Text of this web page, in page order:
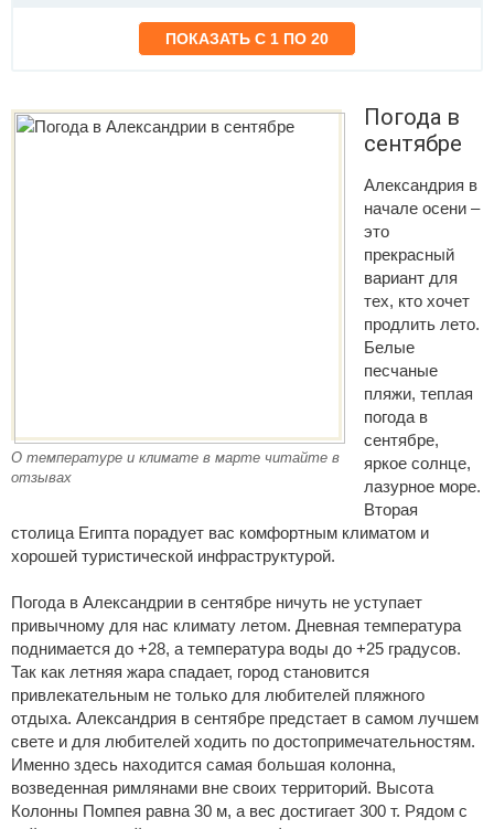
О температуре и климате в марте читайте в
отзывах
Погода в
сентябре
Александрия в
начале осени –
это
прекрасный
вариант для
тех, кто хочет
продлить лето.
Белые
песчаные
пляжи, теплая
погода в
сентябре,
яркое солнце,
лазурное море.
Вторая
столица Египта порадует вас комфортным климатом и
хорошей туристической инфраструктурой.
Погода в Александрии в сентябре ничуть не уступает
привычному для нас климату летом. Дневная температура
поднимается до +28, а температура воды до +25 градусов.
Так как летняя жара спадает, город становится
привлекательным не только для любителей пляжного
отдыха. Александрия в сентябре предстает в самом лучшем
свете и для любителей ходить по достопримечательностям.
Именно здесь находится самая большая колонна,
возведенная римлянами вне своих территорий. Высота
Колонны Помпея равна 30 м, а вес достигает 300 т. Рядом с